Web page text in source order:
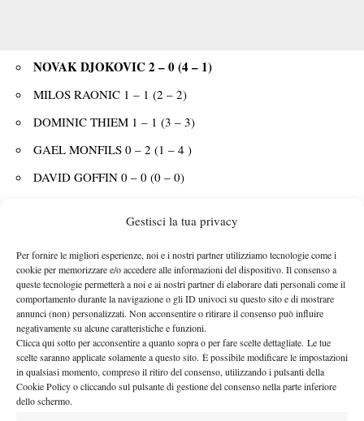
Gestisci la tua privacy
Per fornire le migliori esperienze, noi e i nostri partner utilizziamo tecnologie come i
cookie per memorizzare e/o accedere alle informazioni del dispositivo. Il consenso a
queste tecnologie permetterà a noi e ai nostri partner di elaborare dati personali come il
comportamento durante la navigazione o gli ID univoci su questo sito e di mostrare
annunci (non) personalizzati. Non acconsentire o ritirare il consenso può influire
negativamente su alcune caratteristiche e funzioni.
Clicca qui sotto per acconsentire a quanto sopra o per fare scelte dettagliate. Le tue
scelte saranno applicate solamente a questo sito. È possibile modificare le impostazioni
in qualsiasi momento, compreso il ritiro del consenso, utilizzando i pulsanti della
Cookie Policy o cliccando sul pulsante di gestione del consenso nella parte inferiore
dello schermo.
NOVAK DJOKOVIC 2 – 0 (4 – 1)
MILOS RAONIC 1 – 1 (2 – 2)
DOMINIC THIEM 1 – 1 (3 – 3)
GAEL MONFILS 0 – 2 (1 – 4 )
DAVID GOFFIN 0 – 0 (0 – 0)
Novak Djokovic – David Goffin
GROUP JOHN MCENROE
Una sola cosa è certa per quanto riguarda questo girone:Marin
Cilic è fuori dai giochi.Rimangono dunque gli altri tre in
corsa per i primi due posti, e cioè Andy Murray, Kei Nishikori
e Stan Wawrinka. Al numero 1 del mondo basterà vincere un set
contro l’elvetico per conquistare aritmeticamente la semifinale e,
solo se contemporaneamente Nishikori non dovesse chiudere la